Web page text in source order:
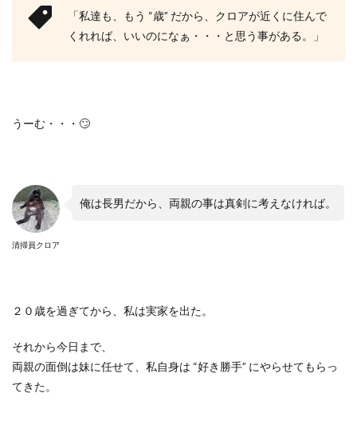
「私達も、もう “歳” だから、クロアが近くに住んで
くれれば、いいのになぁ・・・と思う事がある。」
うーむ・・・ 🙄
清掃員クロア
俺は長男だから、両親の事は真剣に考えなければ。
２０歳を過ぎてから、私は実家を出た。
それから今日まで、
両親の面倒は妹に任せて、私自身は “好き勝手” にやらせてもらっ
てきた。